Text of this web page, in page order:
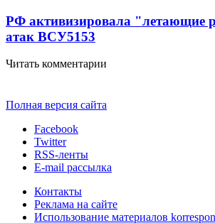
РФ активизировала "летающие
атак ВСУ5153
Читать комментарии
Полная версия сайта
Facebook
Twitter
RSS-ленты
E-mail рассылка
Контакты
Реклама на сайте
Использование материалов